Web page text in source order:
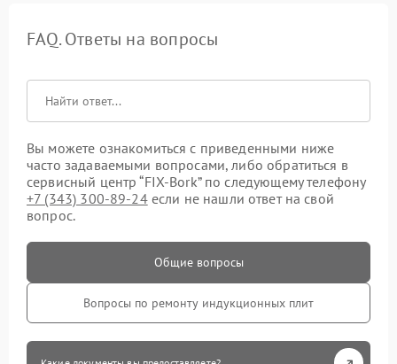
FAQ. Ответы на вопросы
Вы можете ознакомиться с приведенными ниже
часто задаваемыми вопросами, либо обратиться в
сервисный центр “FIX-Bork” по следующему телефону
+7 (343) 300-89-24если не нашли ответ на свой
вопрос.
Общие вопросы
Вопросы по ремонту индукционных плит